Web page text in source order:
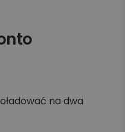
na dwa